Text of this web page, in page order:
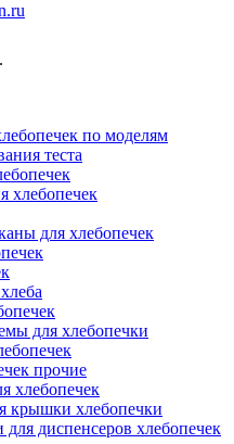
.
по моделям
теста
хлебопечек
для хлебопечек
для хлебопечки
прочие
хлебопечек
крышки хлебопечки
диспенсеров хлебопечек